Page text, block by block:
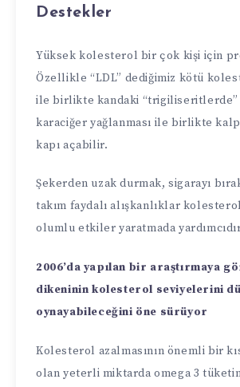
Destekler
Yüksek kolesterol bir çok kişi için
Özellikle “LDL” dediğimiz kötü
ile birlikte kandaki “trigiliseritlerde”
karaciğer yağlanması ile birlikte
kapı açabilir.
Şekerden uzak durmak, sigarayı
takım faydalı alışkanlıklar
olumlu etkiler yaratmada
2006’da yapılan bir araştırmaya
dikeninin kolesterol seviyelerini
oynayabileceğini öne sürüyor
Kolesterol azalmasının önemli bir
olan yeterli miktarda omega 3